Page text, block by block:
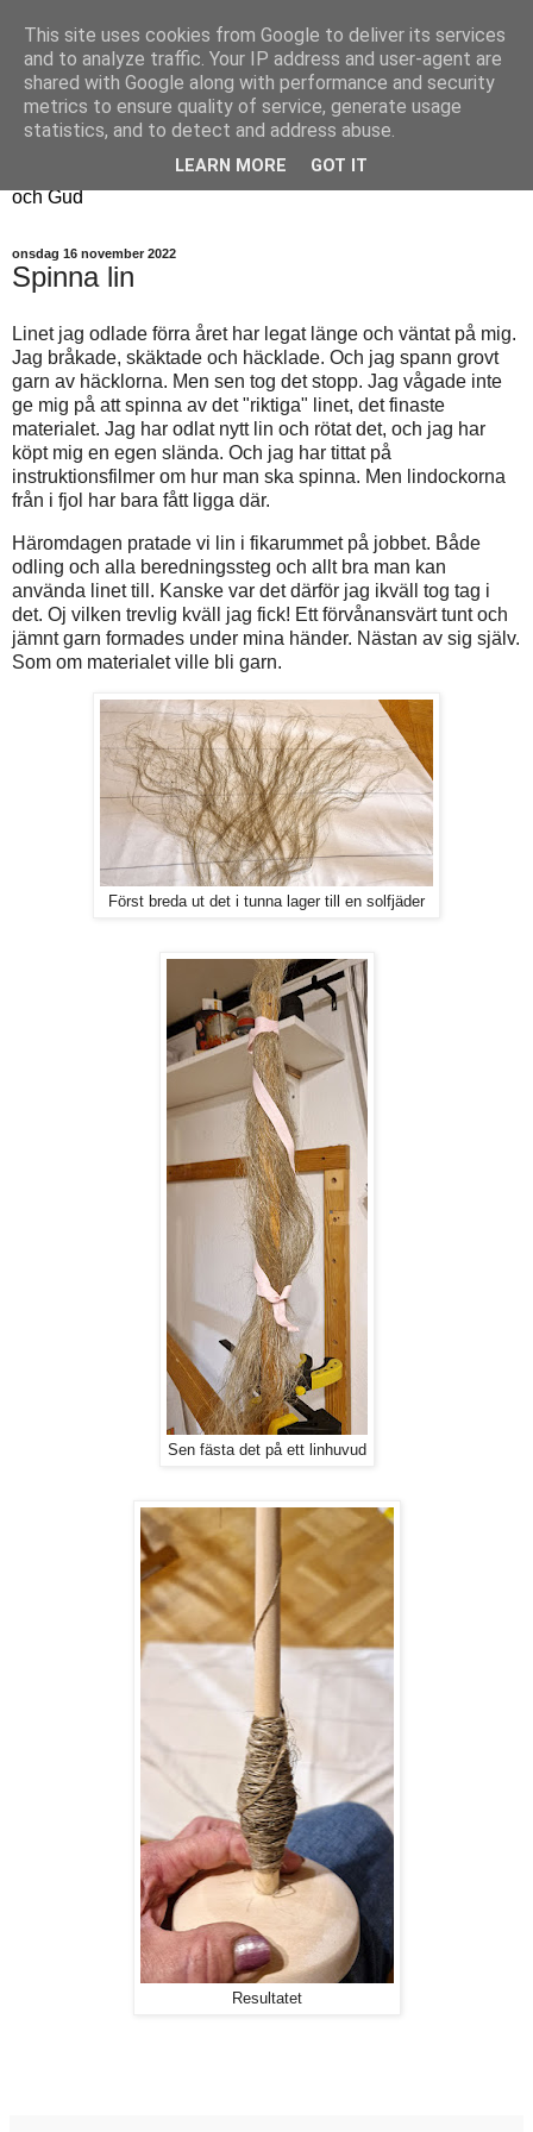
Fyren
Fyren finns för att sprida ljus i mörkret
För att påminna om guldkanterna i tillvaron
Här samsas jakt, hantverk, odling, och andra tankar om livet
och Gud
onsdag 16 november 2022
Spinna lin
Linet jag odlade förra året har legat länge och väntat på mig.
Jag bråkade, skäktade och häcklade. Och jag spann grovt
garn av häcklorna. Men sen tog det stopp. Jag vågade inte
ge mig på att spinna av det "riktiga" linet, det finaste
materialet. Jag har odlat nytt lin och rötat det, och jag har
köpt mig en egen slända. Och jag har tittat på
instruktionsfilmer om hur man ska spinna. Men lindockorna
från i fjol har bara fått ligga där.
Häromdagen pratade vi lin i fikarummet på jobbet. Både
odling och alla beredningssteg och allt bra man kan
använda linet till. Kanske var det därför jag ikväll tog tag i
det. Oj vilken trevlig kväll jag fick! Ett förvånansvärt tunt och
jämnt garn formades under mina händer. Nästan av sig själv.
Som om materialet ville bli garn.
Först breda ut det i tunna lager till en solfjäder
Sen fästa det på ett linhuvud
Resultatet
This site uses cookies from Google to deliver its services
and to analyze traffic. Your IP address and user-agent are
shared with Google along with performance and security
metrics to ensure quality of service, generate usage
statistics, and to detect and address abuse.
LEARN MORE GOT IT